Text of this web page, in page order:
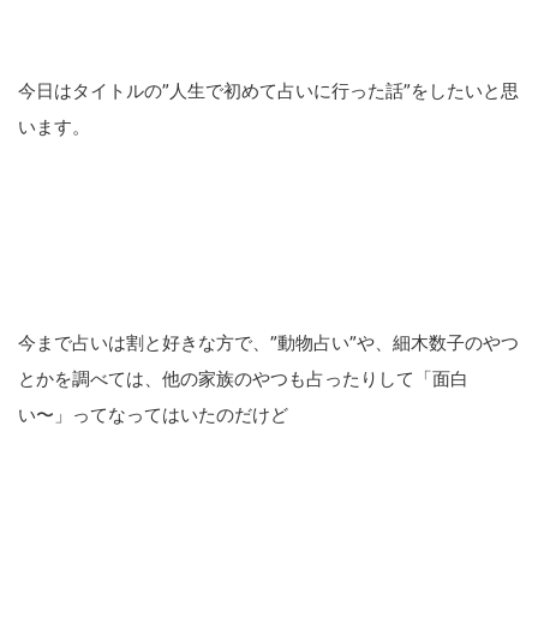
今日はタイトルの”人生で初めて占いに行った話”をしたいと思
います。
今まで占いは割と好きな方で、”動物占い”や、細木数子のやつ
とかを調べては、他の家族のやつも占ったりして「面白
い〜」ってなってはいたのだけど